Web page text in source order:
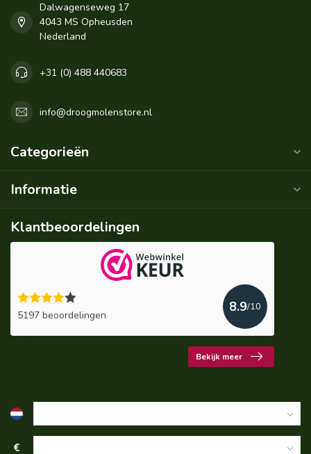
Dalwagenseweg 17
4043 MS Opheusden
Nederland
+31 (0) 488 440683
info@droogmolenstore.nl
Categorieën
Informatie
Klantbeoordelingen
5197 beoordelingen
8.9/10
Bekijk meer
€